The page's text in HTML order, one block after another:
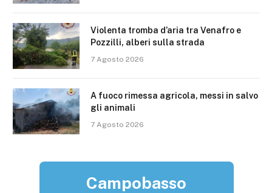
Violenta tromba d’aria tra Venafro e
Pozzilli, alberi sulla strada
7 Agosto 2026
A fuoco rimessa agricola, messi in salvo
gli animali
7 Agosto 2026
Campobasso